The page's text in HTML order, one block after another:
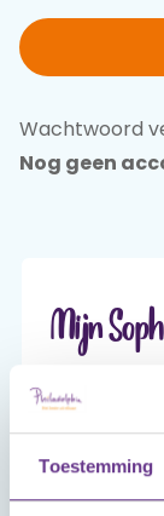
Toestemming
E-
Praat
Wachtwoord
Nog geen
Mijn
Mijn Sophi
omgeving
toegang toe.